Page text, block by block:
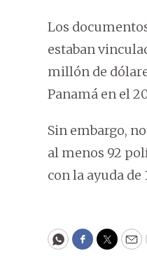
Los
estaban
millón de
Panamá en el
Sin embargo,
al menos 92
con la ayuda de
WhatsApp
Facebook